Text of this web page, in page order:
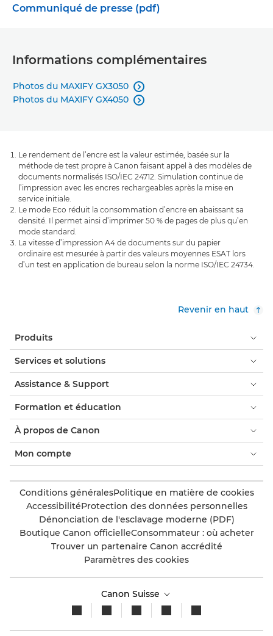
Communiqué de presse (pdf)
Informations complémentaires
Photos du MAXIFY GX3050 
Photos du MAXIFY GX4050 
Le rendement de l’encre est la valeur estimée, basée sur la
méthode de test propre à Canon faisant appel à des modèles de
documents normalisés ISO/IEC 24712. Simulation continue de
l’impression avec les encres rechargeables après la mise en
service initiale.
Le mode Eco réduit la consommation d’encre en abaissant sa
densité. Il permet ainsi d’imprimer 50 % de pages de plus qu’en
mode standard.
La vitesse d’impression A4 de documents sur du papier
ordinaire est mesurée à partir des valeurs moyennes ESAT lors
d’un test en application de bureau selon la norme ISO/IEC 24734.
Revenir en haut
Produits
Services et solutions
Assistance & Support
Formation et éducation
À propos de Canon
Mon compte
Conditions généralesPolitique en matière de cookies
AccessibilitéProtection des données personnelles
Dénonciation de l'esclavage moderne (PDF)
Boutique Canon officielleConsommateur : où acheter
Trouver un partenaire Canon accrédité
Paramètres des cookies
Canon Suisse